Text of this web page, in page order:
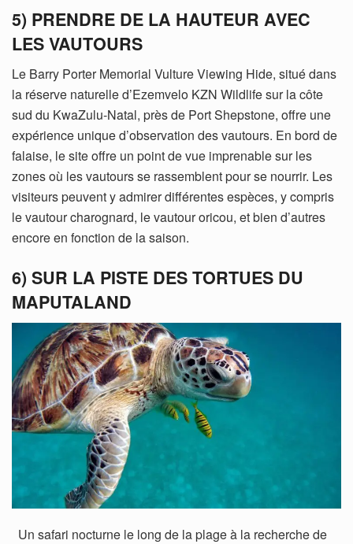
5) PRENDRE DE LA HAUTEUR AVEC
LES VAUTOURS
Le Barry Porter Memorial Vulture Viewing Hide, situé dans
la réserve naturelle d’Ezemvelo KZN Wildlife sur la côte
sud du KwaZulu-Natal, près de Port Shepstone, offre une
expérience unique d’observation des vautours. En bord de
falaise, le site offre un point de vue imprenable sur les
zones où les vautours se rassemblent pour se nourrir. Les
visiteurs peuvent y admirer différentes espèces, y compris
le vautour charognard, le vautour oricou, et bien d’autres
encore en fonction de la saison.
6) SUR LA PISTE DES TORTUES DU
MAPUTALAND
Un safari nocturne le long de la plage à la recherche de